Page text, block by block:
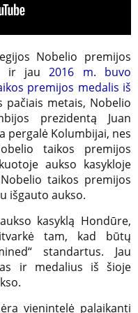
Nobelio premijos
ir jau2016 m. buvo
premijos medalis iš
pačiais metais, Nobelio
prezidentą Juan
pergalė Kolumbijai, nes
taikos premijos
aukso kasykloje
taikos premijos
išgauto aukso.
kasyklą Hondūre,
tam, kad būtų
standartus. Jau
ir medalius iš šioje
vienintelė palaikanti